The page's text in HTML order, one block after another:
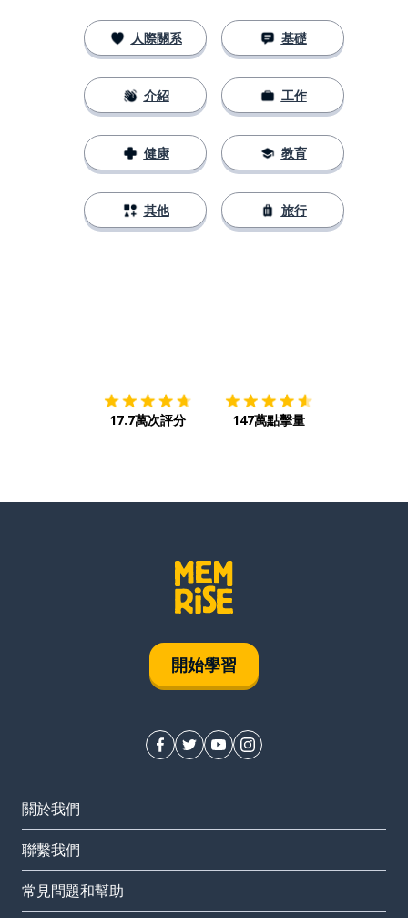
人際關系
介紹
健康
其他
基礎
工作
教育
旅行
17.7萬次評分 147萬點擊量
開始學習
關於我們
聯繫我們
常見問題和幫助